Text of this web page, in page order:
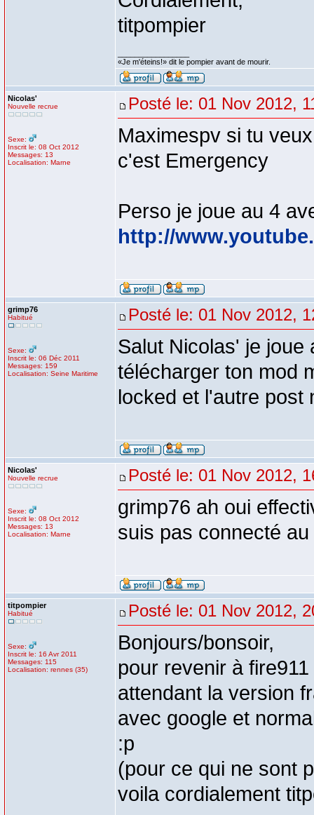
titpompier
«Je m'éteins!» dit le pompier avant de mourir.
Nicolas'
Nouvelle recrue
Sexe:
Inscrit le: 08 Oct 2012
Messages: 13
Localisation: Marne
Posté le: 01 Nov 2012,
Maximespv si tu
c'est Emergency
Perso je joue au 4
http://
grimp76
Habitué
Sexe:
Inscrit le: 06 Déc 2011
Messages: 159
Localisation: Seine Maritime
Posté le: 01 Nov 2012,
Salut Nicolas' je joue
télécharger ton mod
locked et l'autre post
Nicolas'
Nouvelle recrue
Sexe:
Inscrit le: 08 Oct 2012
Messages: 13
Localisation: Marne
Posté le: 01 Nov 2012,
grimp76 ah oui
suis pas connecté
titpompier
Habitué
Sexe:
Inscrit le: 16 Avr 2011
Messages: 115
Localisation: rennes (35)
Posté le: 01 Nov 2012,
Bonjours/bonsoir,
pour revenir à
attendant la version
avec google et
:p
(pour ce qui ne sont
voila cordialement